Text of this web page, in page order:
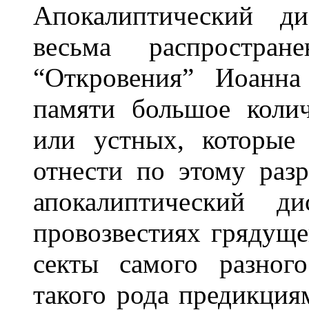
Апокалиптический
весьма
“Откровения”
памяти большое
или устных,
отнести по этому
апокалиптический
провозвестиях
секты самого
такого рода